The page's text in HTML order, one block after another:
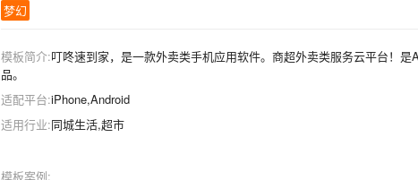
梦幻
模板简介:叮咚速到家，是一款外卖类手机应用软件。商超外卖类服务云平台！是
品。
适配平台:iPhone,Android
适用行业:同城生活,超市
模板案例: